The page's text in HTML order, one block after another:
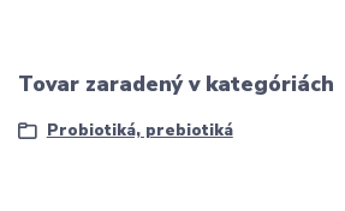
Tovar zaradený v kategóriách
Probiotiká, prebiotiká